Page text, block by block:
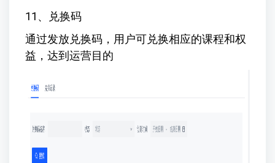
11、兑换码
通过发放兑换码，用户可兑换相应的课程和权
益，达到运营目的